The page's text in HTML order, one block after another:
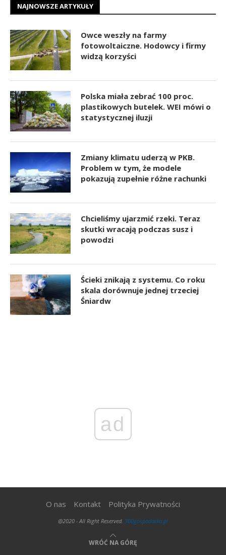
NAJNOWSZE ARTYKUŁY
Owce weszły na farmy
fotowoltaiczne. Hodowcy i firmy
widzą korzyści
Polska miała zebrać 100 proc.
plastikowych butelek. WEI mówi o
statystycznej iluzji
Zmiany klimatu uderzą w PKB.
Problem w tym, że modele
pokazują zupełnie różne rachunki
Chcieliśmy ujarzmić rzeki. Teraz
skutki wracają podczas susz i
powodzi
Ścieki znikają z systemu. Co roku
skala dorównuje jednej trzeciej
Śniardw
ad
O nas Kontakt Polityka Prywatności
@2020 - All Right Reserved. 300gospodarka.pl
WRÓĆ NA GÓRĘ